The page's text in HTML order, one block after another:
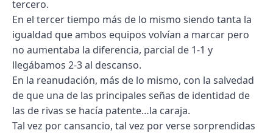
tercero.
En el tercer tiempo más de lo mismo siendo tanta la
igualdad que ambos equipos volvían a marcar pero
no aumentaba la diferencia, parcial de 1-1 y
llegábamos 2-3 al descanso.
En la reanudación, más de lo mismo, con la salvedad
de que una de las principales señas de identidad de
las de rivas se hacía patente…la caraja.
Tal vez por cansancio, tal vez por verse sorprendidas